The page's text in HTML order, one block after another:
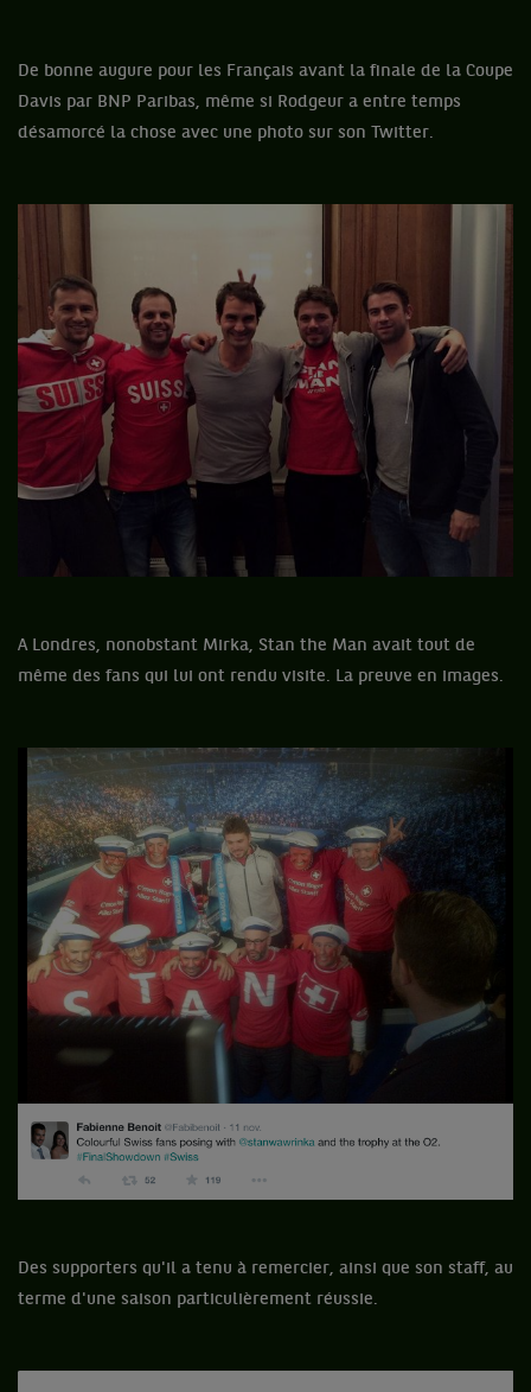
De bonne augure pour les Français avant la finale de la Coupe
Davis par BNP Paribas, même si Rodgeur a entre temps
désamorcé la chose avec une photo sur son Twitter.
A Londres, nonobstant Mirka, Stan the Man avait tout de
même des fans qui lui ont rendu visite. La preuve en images.
Des supporters qu'il a tenu à remercier, ainsi que son staff, au
terme d'une saison particulièrement réussie.